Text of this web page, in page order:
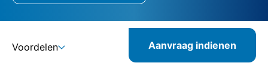
Voordelen Aanvraag indienen